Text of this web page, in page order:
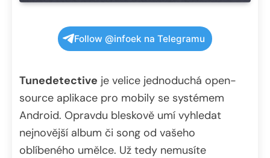
Follow @infoek na Telegramu
Tunedetective je velice jednoduchá open-
source aplikace pro mobily se systémem
Android. Opravdu bleskově umí vyhledat
nejnovější album či song od vašeho
oblíbeného umělce. Už tedy nemusíte